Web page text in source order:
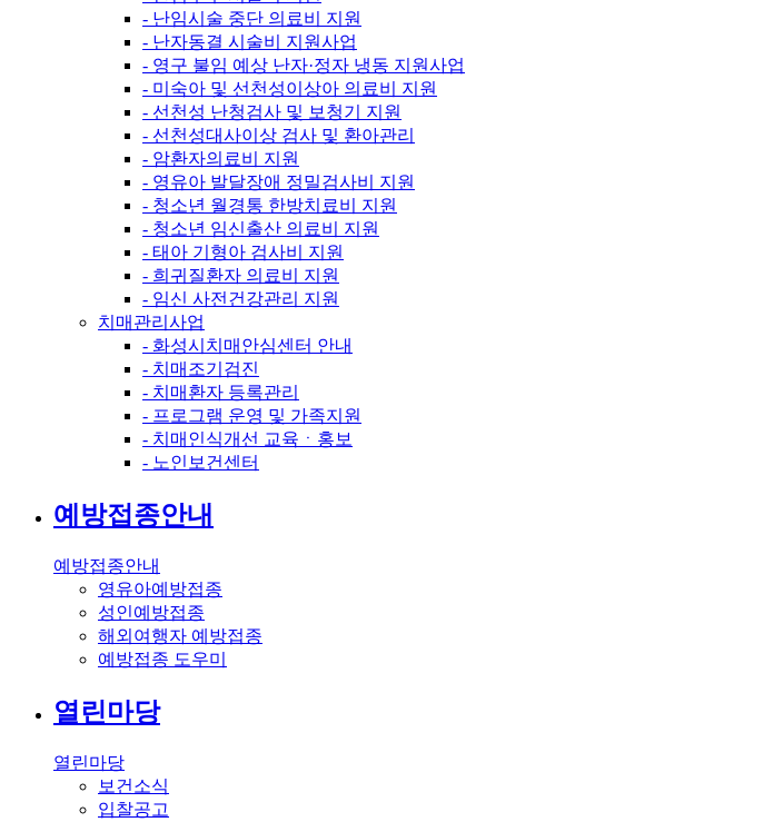
- 난임시술 중단 의료비 지원
- 난자동결 시술비 지원사업
- 영구 불임 예상 난자·정자 냉동 지원사업
- 미숙아 및 선천성이상아 의료비 지원
- 선천성 난청검사 및 보청기 지원
- 선천성대사이상 검사 및 환아관리
- 암환자의료비 지원
- 영유아 발달장애 정밀검사비 지원
- 청소년 월경통 한방치료비 지원
- 청소년 임신출산 의료비 지원
- 태아 기형아 검사비 지원
- 희귀질환자 의료비 지원
- 임신 사전건강관리 지원
치매관리사업
- 화성시치매안심센터 안내
- 치매조기검진
- 치매환자 등록관리
- 프로그램 운영 및 가족지원
- 치매인식개선 교육ㆍ홍보
- 노인보건센터
예방접종안내
예방접종안내
영유아예방접종
성인예방접종
해외여행자 예방접종
예방접종 도우미
열린마당
열린마당
보건소식
입찰공고